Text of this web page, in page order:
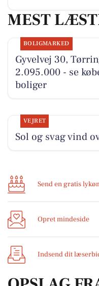
MEST
BOLIGMARKED
Gyvelvej 30,
2.095.000 - se
boliger
VEJRET
Sol og svag vind
Send en gratis
Opret mindeside
Indsend dit